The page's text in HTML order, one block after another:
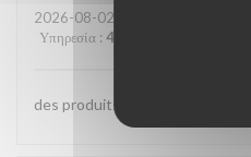
2026-08-02
Υπηρεσία : 4
des produits de qualite et bien